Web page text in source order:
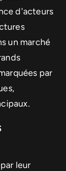
d'acteurs
un marché
par
leur